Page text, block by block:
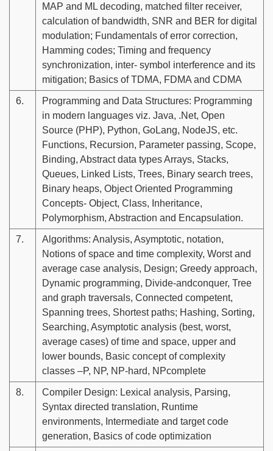
MAP and ML decoding, matched filter receiver,
calculation of bandwidth, SNR and BER for digital
modulation; Fundamentals of error correction,
Hamming codes; Timing and frequency
synchronization, inter- symbol interference and its
mitigation; Basics of TDMA, FDMA and CDMA
6.
Programming and Data Structures: Programming
in modern languages viz. Java, .Net, Open
Source (PHP), Python, GoLang, NodeJS, etc.
Functions, Recursion, Parameter passing, Scope,
Binding, Abstract data types Arrays, Stacks,
Queues, Linked Lists, Trees, Binary search trees,
Binary heaps, Object Oriented Programming
Concepts- Object, Class, Inheritance,
Polymorphism, Abstraction and Encapsulation.
7.
Algorithms: Analysis, Asymptotic, notation,
Notions of space and time complexity, Worst and
average case analysis, Design; Greedy approach,
Dynamic programming, Divide-andconquer, Tree
and graph traversals, Connected competent,
Spanning trees, Shortest paths; Hashing, Sorting,
Searching, Asymptotic analysis (best, worst,
average cases) of time and space, upper and
lower bounds, Basic concept of complexity
classes –P, NP, NP-hard, NPcomplete
8.
Compiler Design: Lexical analysis, Parsing,
Syntax directed translation, Runtime
environments, Intermediate and target code
generation, Basics of code optimization